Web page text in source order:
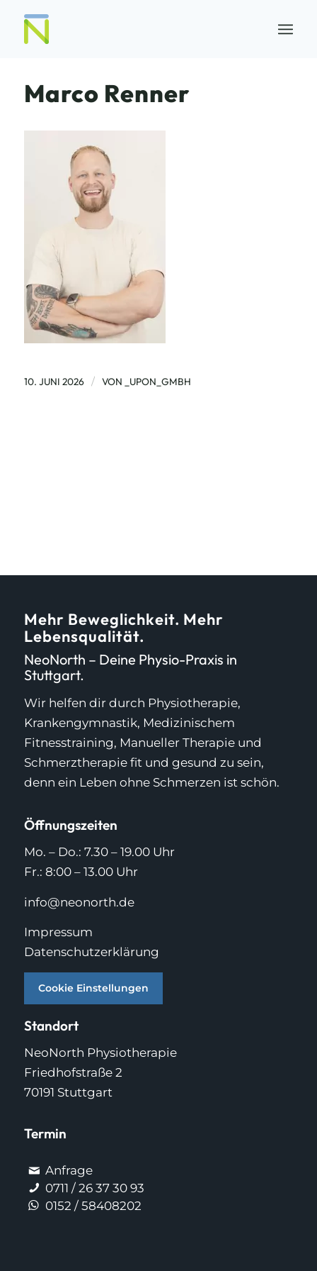
Marco Renner
10. JUNI 2026 / VON _UPON_GMBH
Mehr Beweglichkeit. Mehr
Lebensqualität.
NeoNorth – Deine Physio-Praxis in
Stuttgart.
Wir helfen dir durch Physiotherapie,
Krankengymnastik, Medizinischem
Fitnesstraining, Manueller Therapie und
Schmerztherapie fit und gesund zu sein,
denn ein Leben ohne Schmerzen ist schön.
Öffnungszeiten
Mo. – Do.: 7.30 – 19.00 Uhr
Fr.: 8:00 – 13.00 Uhr
info@neonorth.de
Impressum
Datenschutzerklärung
Cookie Einstellungen
Standort
NeoNorth Physiotherapie
Friedhofstraße 2
70191 Stuttgart
Termin
Anfrage
0711 / 26 37 30 93
0152 / 58408202